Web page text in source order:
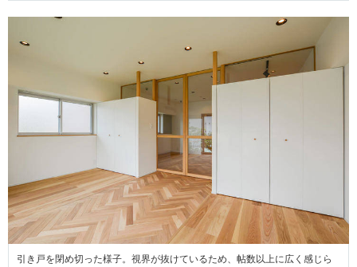
引き戸を閉め切った様子。視界が抜けているため、帖数以上に広く感じら